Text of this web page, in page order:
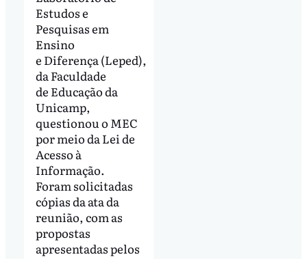
Estudos e
Pesquisas em
Ensino
e Diferença (Leped),
da Faculdade
de Educação da
Unicamp,
questionou o MEC
por meio da Lei de
Acesso à
Informação.
Foram solicitadas
cópias da ata da
reunião, com as
propostas
apresentadas pelos